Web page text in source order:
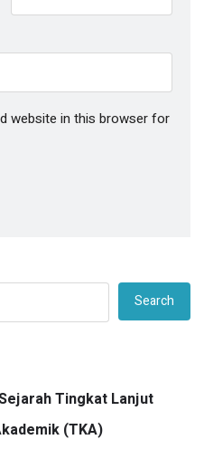
website in this browser for
Search
Tingkat Lanjut
(TKA)